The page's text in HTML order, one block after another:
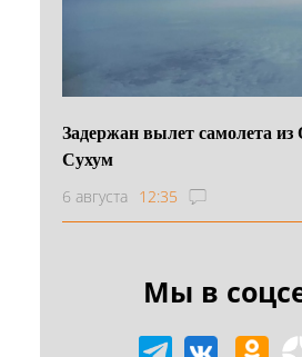
Задержан вылет самолета из
Сухум
6 августа 12:35
Мы в